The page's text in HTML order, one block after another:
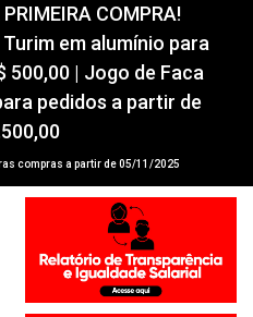
COMPRA!
em alumínio para
500,00 | Jogo de Faca
pedidos a partir de
compras a partir de 05/11/2025